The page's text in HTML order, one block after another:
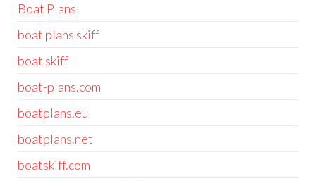
Boat Plans
boat plans skiff
boat skiff
boat-plans.com
boatplans.eu
boatplans.net
boatskiff.com